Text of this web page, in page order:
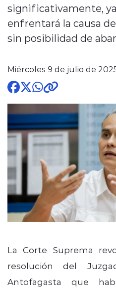
significativamente,
enfrentará la causa
sin posibilidad de
Miércoles 9 de julio de
La Corte Suprema
resolución del
Antofagasta que